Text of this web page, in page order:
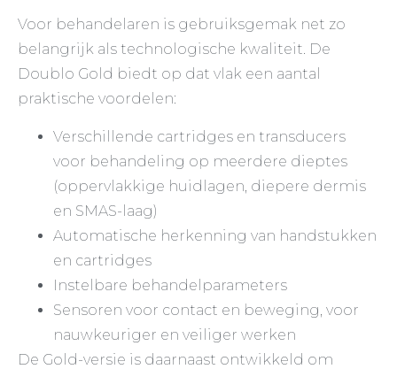
Voor behandelaren is gebruiksgemak net zo
belangrijk als technologische kwaliteit. De
Doublo Gold biedt op dat vlak een aantal
praktische voordelen:
Verschillende cartridges en transducers
voor behandeling op meerdere dieptes
(oppervlakkige huidlagen, diepere dermis
en SMAS-laag)
Automatische herkenning van handstukken
en cartridges
Instelbare behandelparameters
Sensoren voor contact en beweging, voor
nauwkeuriger en veiliger werken
De Gold-versie is daarnaast ontwikkeld om